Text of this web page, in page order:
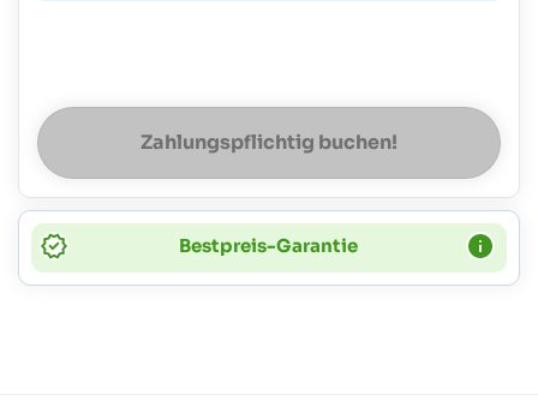
Zahlungspflichtig buchen!
Bestpreis-Garantie